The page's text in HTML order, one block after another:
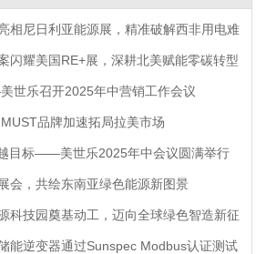
相尼日利亚能源展，精准破解西非用电难
闪耀美国RE+展，深耕北美赋能零碳转型
世乐召开2025年中营销工作会议
品牌加速拓局拉美市场
目标——美世乐2025年中会议圆满举行
会，共绘东南亚绿色能源新图景
科技园奠基动工，迈向全球绿色智造新征
能逆变器通过Sunspec Modbus认证测试